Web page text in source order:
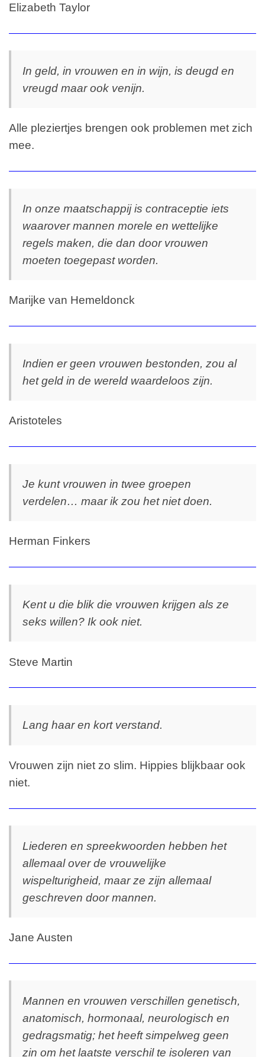
Elizabeth Taylor
In geld, in vrouwen en in wijn, is deugd en
vreugd maar ook venijn.
Alle pleziertjes brengen ook problemen met zich
mee.
In onze maatschappij is contraceptie iets
waarover mannen morele en wettelijke
regels maken, die dan door vrouwen
moeten toegepast worden.
Marijke van Hemeldonck
Indien er geen vrouwen bestonden, zou al
het geld in de wereld waardeloos zijn.
Aristoteles
Je kunt vrouwen in twee groepen
verdelen… maar ik zou het niet doen.
Herman Finkers
Kent u die blik die vrouwen krijgen als ze
seks willen? Ik ook niet.
Steve Martin
Lang haar en kort verstand.
Vrouwen zijn niet zo slim. Hippies blijkbaar ook
niet.
Liederen en spreekwoorden hebben het
allemaal over de vrouwelijke
wispelturigheid, maar ze zijn allemaal
geschreven door mannen.
Jane Austen
Mannen en vrouwen verschillen genetisch,
anatomisch, hormonaal, neurologisch en
gedragsmatig; het heeft simpelweg geen
zin om het laatste verschil te isoleren van